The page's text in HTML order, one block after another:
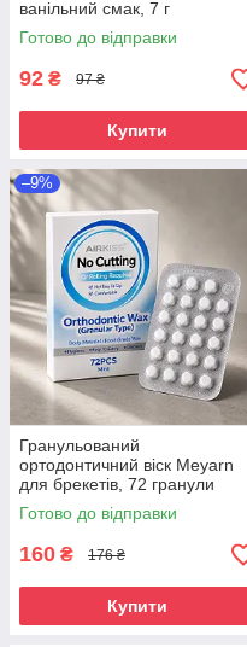
ванільний смак, 7 г
Готово до відправки
92 ₴ 97 ₴
Купити
–9%
Гранульований
ортодонтичний віск Meyarn
для брекетів, 72 гранули
(3×24 шт), харчовий захисний
віск
Готово до відправки
160 ₴ 176 ₴
Купити